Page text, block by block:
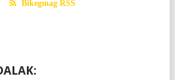
Bikegmag RSS